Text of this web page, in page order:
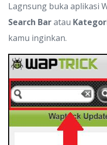
Lagnsung buka aplikasi
Search Baratau
kamu inginkan.